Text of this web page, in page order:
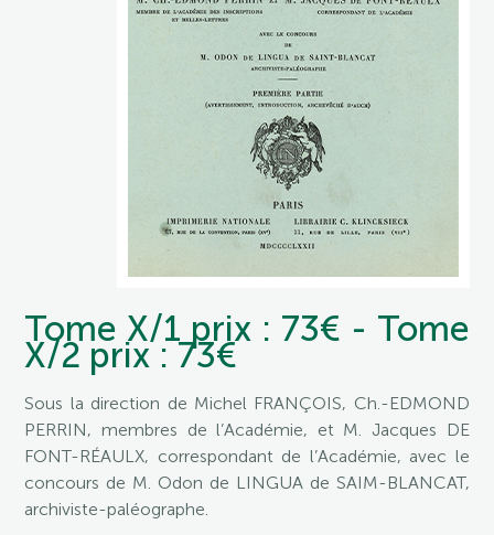
Tome X/1 prix : 73€ - Tome
X/2 prix : 73€
Sous la direction de Michel FRANÇOIS, Ch.-EDMOND
PERRIN, membres de l’Académie, et M. Jacques DE
FONT-RÉAULX, correspondant de l’Académie, avec le
concours de M. Odon de LINGUA de SAIM-BLANCAT,
archiviste-paléographe.